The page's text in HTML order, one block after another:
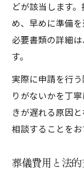
どが該当します
め、早めに準備
必要書類の詳細
す。
実際に申請を行
りがないかを丁
きが遅れる原因
相談することをお
葬儀費用と法